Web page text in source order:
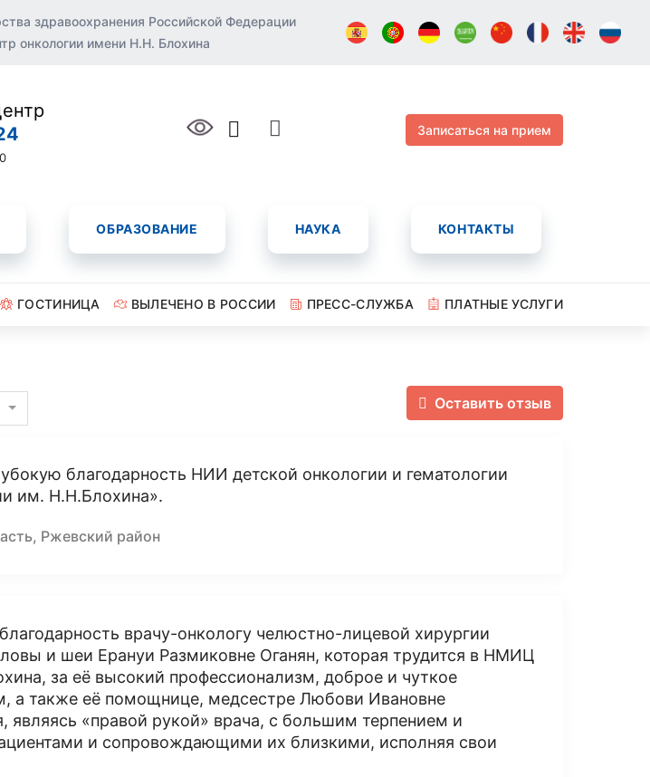
здравоохранения Российской Федерации
онкологии имени Н.Н. Блохина
Записаться на прием
ОБРАЗОВАНИЕ НАУКА КОНТАКТЫ
ГОСТИНИЦА ВЫЛЕЧЕНО В РОССИИ ПРЕСС-СЛУЖБА
ПЛАТНЫЕ УСЛУГИ
Оставить отзыв
благодарность НИИ детской онкологии и гематологии
им. Н.Н.Блохина».
Ржевский район
врачу-онкологу челюстно-лицевой хирургии
и шеи Ерануи Размиковне Оганян, которая трудится в НМИЦ
за её высокий профессионализм, доброе и чуткое
а также её помощнице, медсестре Любови Ивановне
являясь «правой рукой» врача, с большим терпением и
и сопровождающими их близкими, исполняя свои